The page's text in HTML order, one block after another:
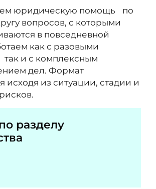
юридическую помощь по
вопросов, с которыми
в повседневной
как с разовыми
и с комплексным
дел. Формат
исходя из ситуации, стадии и
разделу